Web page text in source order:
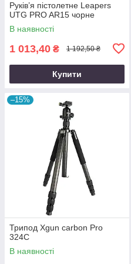
Руків’я пістолетне Leapers
UTG PRO AR15 чорне
В наявності
1 013,40 ₴ 1 192,50 ₴
Купити
–15%
Трипод Xgun carbon Рro
324C
В наявності